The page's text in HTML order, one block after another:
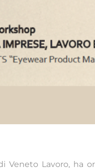
Veneto Lavoro, ha